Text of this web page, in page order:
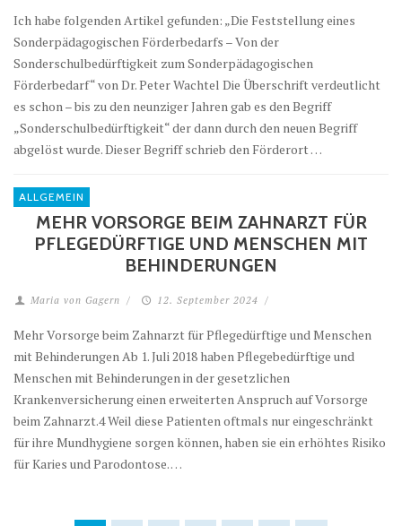
Ich habe folgenden Artikel gefunden: „Die Feststellung eines
Sonderpädagogischen Förderbedarfs – Von der
Sonderschulbedürftigkeit zum Sonderpädagogischen
Förderbedarf“ von Dr. Peter Wachtel Die Überschrift verdeutlicht
es schon – bis zu den neunziger Jahren gab es den Begriff
„Sonderschulbedürftigkeit“ der dann durch den neuen Begriff
abgelöst wurde. Dieser Begriff schrieb den Förderort …
ALLGEMEIN
MEHR VORSORGE BEIM ZAHNARZT FÜR
PFLEGEDÜRFTIGE UND MENSCHEN MIT
BEHINDERUNGEN
Maria von Gagern / 12. September 2024 /
Mehr Vorsorge beim Zahnarzt für Pflegedürftige und Menschen
mit Behinderungen Ab 1. Juli 2018 haben Pflegebedürftige und
Menschen mit Behinderungen in der gesetzlichen
Krankenversicherung einen erweiterten Anspruch auf Vorsorge
beim Zahnarzt.4 Weil diese Patienten oftmals nur eingeschränkt
für ihre Mundhygiene sorgen können, haben sie ein erhöhtes Risiko
für Karies und Parodontose. …